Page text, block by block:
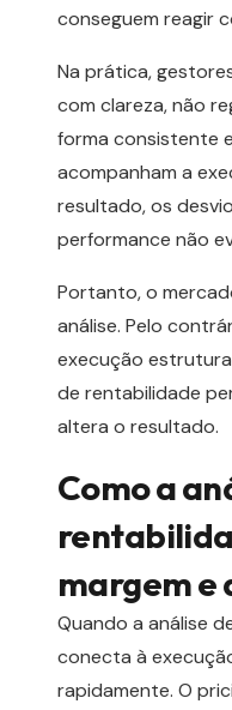
conseguem reagir
Na prática,
com clareza, não
forma consistente
acompanham a
resultado, os
performance não
Portanto, o
análise. Pelo
execução
de rentabilidade
altera o resultado.
Como a
margem e
Quando a análise
conecta à
rapidamente. O